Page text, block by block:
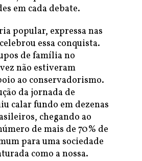
em cada debate.
popular, expressa nas
essa conquista.
de família no
não estiveram
ao conservadorismo.
da jornada de
calar fundo em dezenas
chegando ao
de mais de 70% de
para uma sociedade
como a nossa.